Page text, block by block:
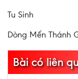
Tu Sinh
Dòng Mến Thánh
Bài có liên